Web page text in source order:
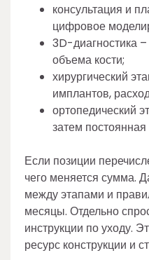
консультация и
цифровое
3D-диагностика
объема кости;
хирургический
имплантов,
ортопедический
затем постоянная
Если позиции
чего меняется сумма.
между этапами и
месяцы. Отдельно
инструкции по уходу.
ресурс конструкции и